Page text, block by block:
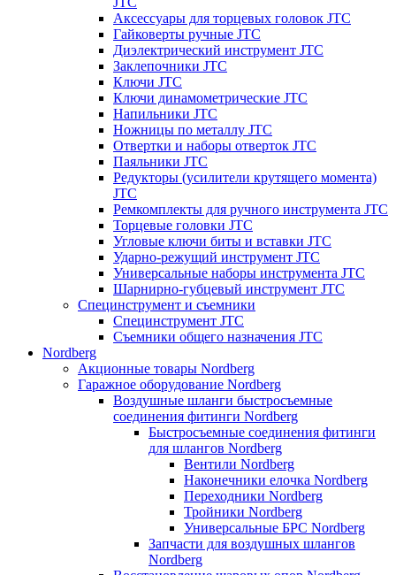
Аксессуары для торцевых головок JTC
Гайковерты ручные JTC
Диэлектрический инструмент JTC
Заклепочники JTC
Ключи JTC
Ключи динамометрические JTC
Напильники JTC
Ножницы по металлу JTC
Отвертки и наборы отверток JTC
Паяльники JTC
Редукторы (усилители крутящего момента)
JTC
Ремкомплекты для ручного инструмента JTC
Торцевые головки JTC
Угловые ключи биты и вставки JTC
Ударно-режущий инструмент JTC
Универсальные наборы инструмента JTC
Шарнирно-губцевый инструмент JTC
Специнструмент и съемники
Специнструмент JTC
Съемники общего назначения JTC
Nordberg
Акционные товары Nordberg
Гаражное оборудование Nordberg
Воздушные шланги быстросъемные
соединения фитинги Nordberg
Быстросъемные соединения фитинги
для шлангов Nordberg
Вентили Nordberg
Наконечники елочка Nordberg
Переходники Nordberg
Тройники Nordberg
Универсальные БРС Nordberg
Запчасти для воздушных шлангов
Nordberg